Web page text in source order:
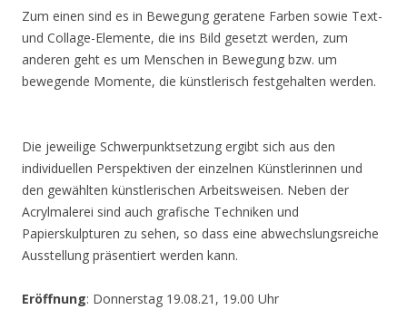
Zum einen sind es in Bewegung geratene Farben sowie Text-
und Collage-Elemente, die ins Bild gesetzt werden, zum
anderen geht es um Menschen in Bewegung bzw. um
bewegende Momente, die künstlerisch festgehalten werden.
Die jeweilige Schwerpunktsetzung ergibt sich aus den
individuellen Perspektiven der einzelnen Künstlerinnen und
den gewählten künstlerischen Arbeitsweisen. Neben der
Acrylmalerei sind auch grafische Techniken und
Papierskulpturen zu sehen, so dass eine abwechslungsreiche
Ausstellung präsentiert werden kann.
Eröffnung: Donnerstag 19.08.21, 19.00 Uhr